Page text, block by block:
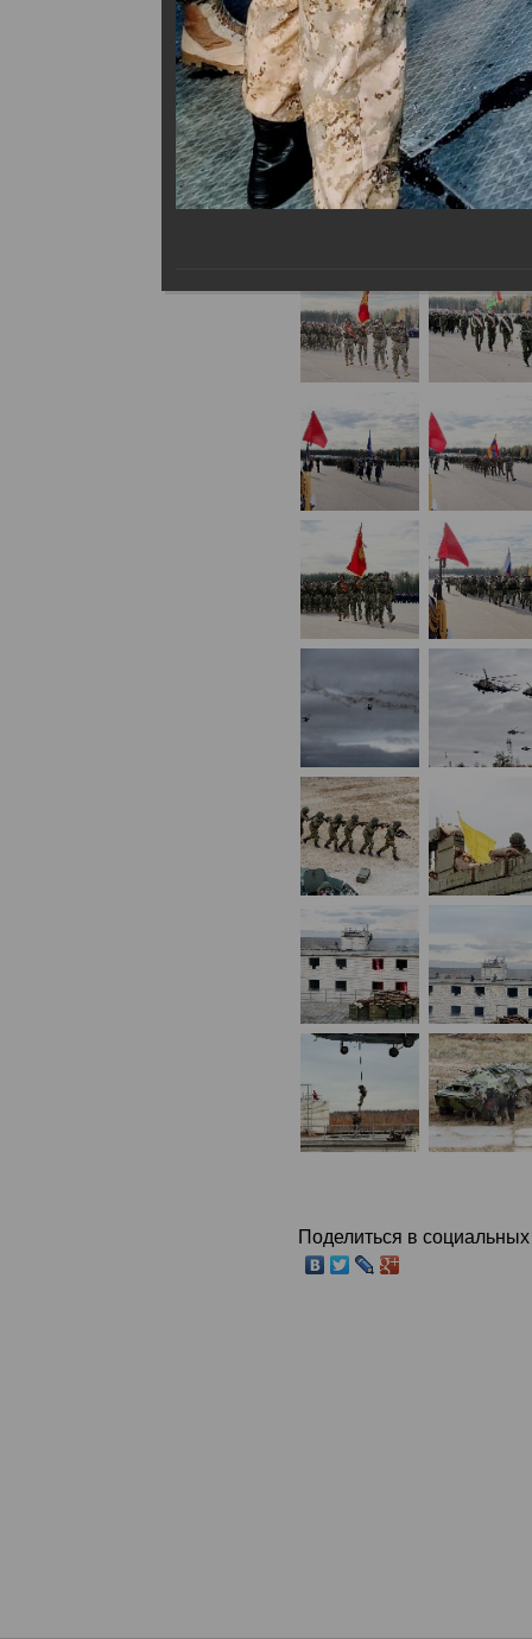
Поделиться в социальных